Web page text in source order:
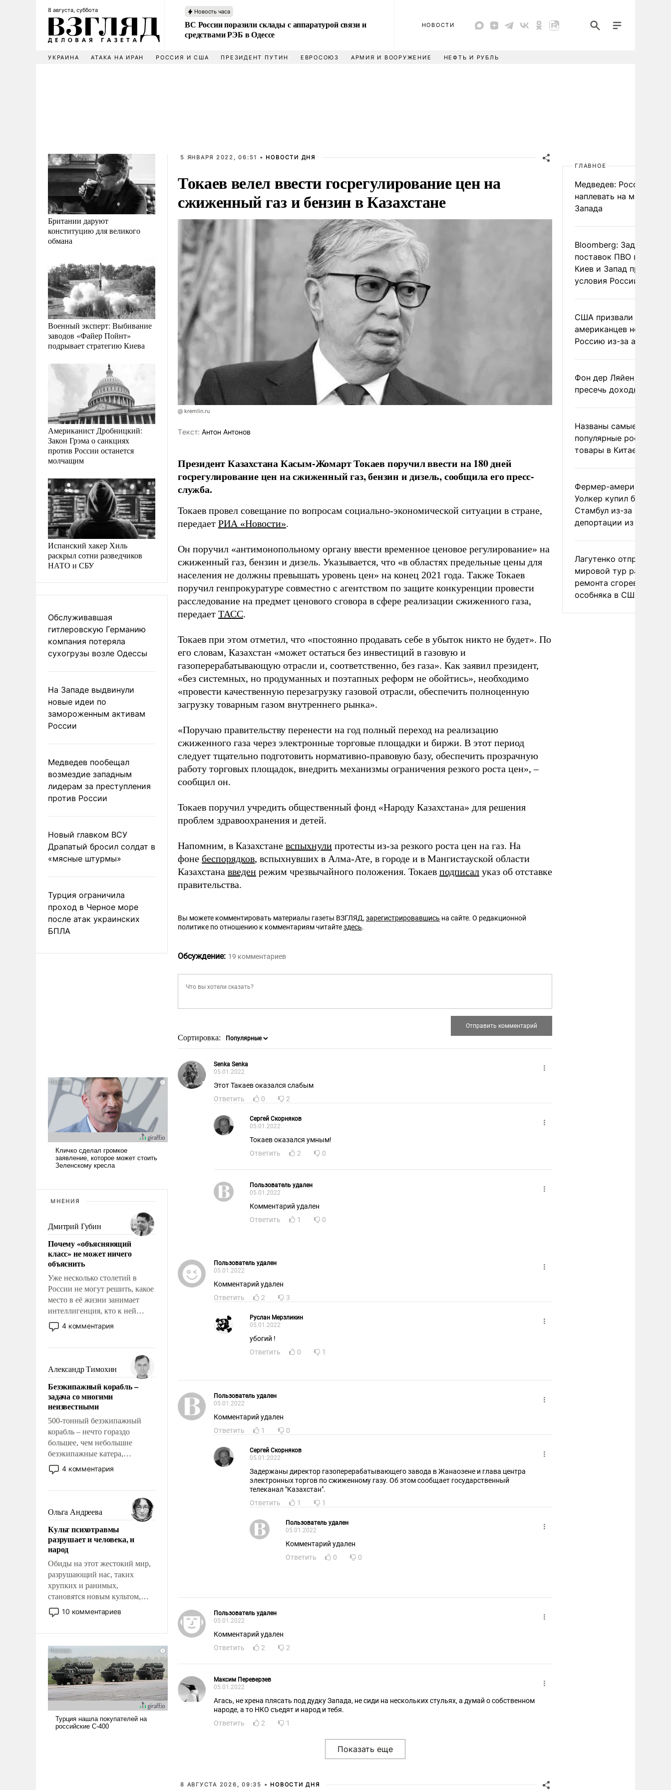
8 августа, суббота Новость часа
ВС России поразили склады с аппаратурой связи и
средствами РЭБ в Одессе
НОВОСТИ
УКРАИНА АТАКА НА ИРАН РОССИЯ И США ПРЕЗИДЕНТ ПУТИН ЕВРОСОЮЗ АРМИЯ И ВООРУЖЕНИЕ НЕФТЬ И РУБЛЬ
Британии даруют
конституцию для великого
обмана
Военный эксперт: Выбивание
заводов «Файер Пойнт»
подрывает стратегию Киева
Американист Дробницкий:
Закон Грэма о санкциях
против России останется
молчащим
Испанский хакер Хиль
раскрыл сотни разведчиков
НАТО и СБУ
Обслуживавшая
гитлеровскую Германию
компания потеряла
сухогрузы возле Одессы
На Западе выдвинули
новые идеи по
замороженным активам
России
Медведев пообещал
возмездие западным
лидерам за преступления
против России
Новый главком ВСУ
Драпатый бросил солдат в
«мясные штурмы»
Турция ограничила
проход в Черное море
после атак украинских
БПЛА
МНЕНИЯ
Дмитрий Губин
Почему «объясняющий
класс» не может ничего
объяснить
Уже несколько столетий в
России не могут решить, какое
место в её жизни занимает
интеллигенция, кто к ней
принадлежит, а кого из неё
исключили с правом
чем она отличается от просто
образованных людей. Иногда
казалось, что эти вопросы
решены раз и навсегда, но –
нет, не решены.
4 комментария
Александр Тимохин
Безэкипажный корабль –
задача со многими
неизвестными
500-тонный безэкипажный
корабль – нечто гораздо
большее, чем небольшие
безэкипажные катера,
применение которых уже
стало обыденностью. Задача по
сложна и амбициозна. Однако
и ее реализация радикально
поднимет наши боевые
возможности.
4 комментария
Ольга Андреева
Культ психотравмы
разрушает и человека, и
народ
Обиды на этот жестокий мир,
разрушающий нас, таких
хрупких и ранимых,
становятся новым культом,
постепенно вытесняя и
отменяя традиционное
ударами судьбы, брать на себя
ответственность, помогать
слабым, идти вперед и
адаптироваться.
10 комментариев
5 ЯНВАРЯ 2022, 06:51 • НОВОСТИ ДНЯ
Токаев велел ввести госрегулирование цен на
сжиженный газ и бензин в Казахстане
@ kremlin.ru
Tекст: Антон Антонов
Президент Казахстана Касым-Жомарт Токаев поручил ввести на 180 дней
госрегулирование цен на сжиженный газ, бензин и дизель, сообщила его пресс-
служба.
Токаев провел совещание по вопросам социально-экономической ситуации в стране,
передает РИА «Новости».
Он поручил «антимонопольному органу ввести временное ценовое регулирование» на
сжиженный газ, бензин и дизель. Указывается, что «в областях предельные цены для
населения не должны превышать уровень цен» на конец 2021 года. Также Токаев
поручил генпрокуратуре совместно с агентством по защите конкуренции провести
расследование на предмет ценового сговора в сфере реализации сжиженного газа,
передает ТАСС.
Токаев при этом отметил, что «постоянно продавать себе в убыток никто не будет». По
его словам, Казахстан «может остаться без инвестиций в газовую и
газоперерабатывающую отрасли и, соответственно, без газа». Как заявил президент,
«без системных, но продуманных и поэтапных реформ не обойтись», необходимо
«провести качественную перезагрузку газовой отрасли, обеспечить полноценную
загрузку товарным газом внутреннего рынка».
«Поручаю правительству перенести на год полный переход на реализацию
сжиженного газа через электронные торговые площадки и биржи. В этот период
следует тщательно подготовить нормативно-правовую базу, обеспечить прозрачную
работу торговых площадок, внедрить механизмы ограничения резкого роста цен», –
сообщил он.
Токаев поручил учредить общественный фонд «Народу Казахстана» для решения
проблем здравоохранения и детей.
Напомним, в Казахстане вспыхнули протесты из-за резкого роста цен на газ. На
фоне беспорядков, вспыхнувших в Алма-Ате, в городе и в Мангистауской области
Казахстана введен режим чрезвычайного положения. Токаев подписал указ об отставке
правительства.
Вы можете комментировать материалы газеты ВЗГЛЯД,зарегистрировавшись на сайте. О редакционной
политике по отношению к комментариям читайтездесь.
Обсуждение: 19 комментариев
Сортировка:
Senka Senka
05.01.2022
Этот Такаев оказался слабым
Ответить
0 2
Сергей Скорняков
05.01.2022
Токаев оказался умным!
Ответить
2 0
Пользователь удален
05.01.2022
Комментарий удален
Ответить
1 0
Пользователь удален
05.01.2022
Комментарий удален
Ответить
2 3
Руслан Мерзликин
05.01.2022
убогий !
Ответить
0 1
Пользователь удален
05.01.2022
Комментарий удален
Ответить
1 0
Сергей Скорняков
05.01.2022
Задержаны директор газоперерабатывающего завода в Жанаозене и глава центра
электронных торгов по сжиженному газу. Об этом сообщает государственный
телеканал "Казахстан".
Ответить
1 1
Пользователь удален
05.01.2022
Комментарий удален
Ответить
0 0
Пользователь удален
05.01.2022
Комментарий удален
Ответить
2 2
Максим Переверзев
05.01.2022
Агась, не хрена плясать под дудку Запада, не сиди на нескольких стульях, а думай о собственном
народе, а то НКО съедят и народ и тебя.
Ответить
2 1
8 АВГУСТА 2026, 09:35 • НОВОСТИ ДНЯ
ГЛАВНОЕ
Медведев: России
наплевать на мнение
Запада
Bloomberg: Задержка
поставок ПВО вынудит
Киев и Запад принять
условия России
США призвали
американцев не
Россию из-за атак ВСУ
Фон дер Ляйен
пресечь доходы России
Названы самые
популярные российские
товары в Китае
Фермер-американец
Уолкер купил билет в
Стамбул из-за угрозы
депортации из России
Лагутенко отправился в
мировой тур ради
ремонта сгоревшего
особняка в США